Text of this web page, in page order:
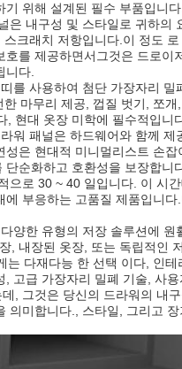
위해 설계된 필수 부품입
내구성 및 스타일로 귀하의
크래치 저항입니다.이 정도
를 제공하면서그것은 드로
니다.
를 사용하여 첨단 가장자리
마무리 제공, 껍질 벗기, 쪼
, 현대 옷장 미학에 필수적입니
워 패널은 하드웨어와 함께
은 현대적 미니멀리스트 손
순화하고 호환성을 보장합
으로 30 ~ 40 일입니다. 이 시
부응하는 고품질 제품입니
양한 유형의 저장 솔루션에
, 내장된 옷장, 또는 독립적
다재다능 한 선택 이다, 인
고급 가장자리 밀폐 기술, 사
, 그것은 당신의 드라워의
미합니다., 스타일, 그리고